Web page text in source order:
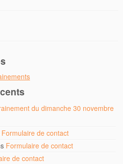
du dimanche 30 novembre
Formulaire de contact
Formulaire de contact
de contact